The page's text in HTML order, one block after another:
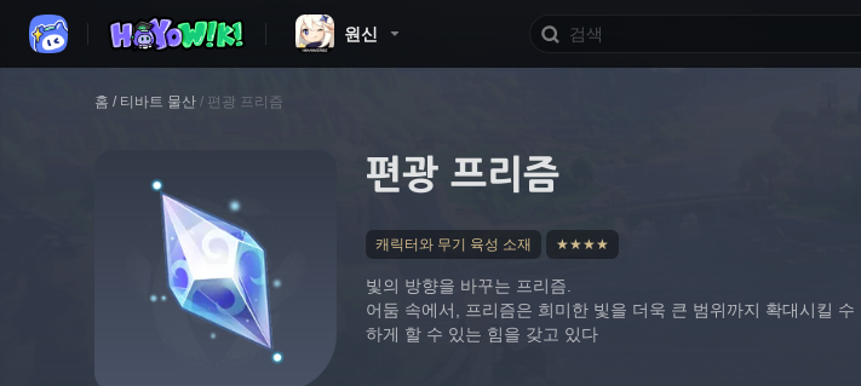
원신
홈 / 티바트 물산 / 편광 프리즘
편광 프리즘
캐릭터와 무기 육성 소재 ★★★★
빛의 방향을 바꾸는 프리즘.
어둠 속에서, 프리즘은 희미한 빛을 더욱 큰 범위까지 확대시킬
하게 할 수 있는 힘을 갖고 있다